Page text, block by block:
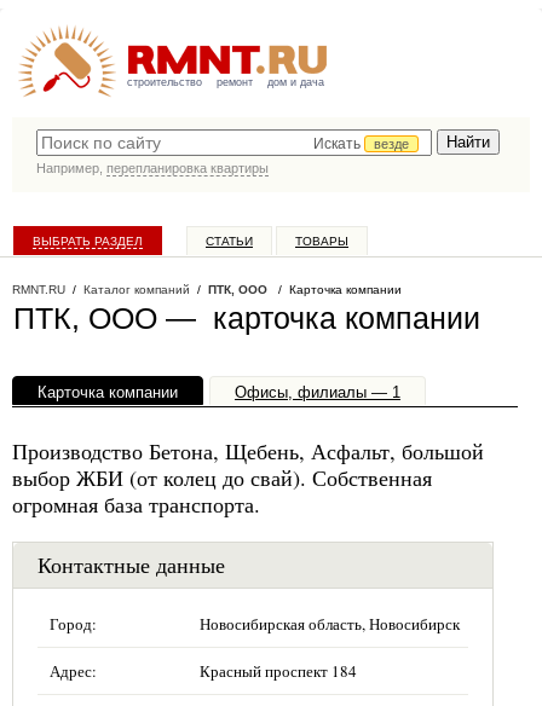
строительство ремонт дом и дача
Искать
везде
Например, перепланировка квартиры
ВЫБРАТЬ РАЗДЕЛ СТАТЬИ ТОВАРЫ
RMNT.RU / Каталог компаний / ПТК, ООО / Карточка компании
ПТК, ООО — карточка компании
Карточка компании Офисы, филиалы — 1
Производство Бетона, Щебень, Асфальт, большой
выбор ЖБИ (от колец до свай). Собственная
огромная база транспорта.
Контактные данные
Город: Новосибирская область, Новосибирск
Адрес: Красный проспект 184